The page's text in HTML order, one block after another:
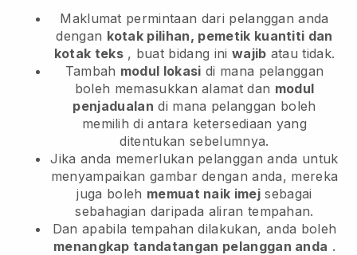
Maklumat permintaan dari pelanggan anda
dengan kotak pilihan, pemetik kuantiti dan
kotak teks, buat bidang ini wajib atau tidak.
Tambah modul lokasi di mana pelanggan
boleh memasukkan alamat dan modul
penjadualan di mana pelanggan boleh
memilih di antara ketersediaan yang
ditentukan sebelumnya.
Jika anda memerlukan pelanggan anda untuk
menyampaikan gambar dengan anda, mereka
juga boleh memuat naik imej sebagai
sebahagian daripada aliran tempahan.
Dan apabila tempahan dilakukan, anda boleh
menangkap tandatangan pelanggan anda .